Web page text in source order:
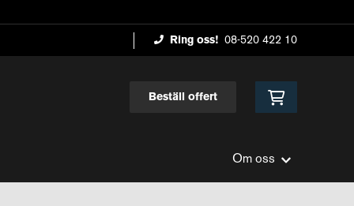
Ring oss! 08-520 422 10
Beställ offert
Om oss